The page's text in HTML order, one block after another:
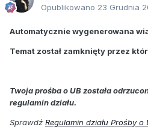
Opublikowano 23 Grudnia
Automatycznie wygenerowana
Temat został zamknięty przez
Twoja prośba o UB została
regulamin działu.
Sprawdź Regulamin działu Prośby o